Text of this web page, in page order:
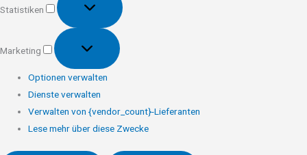
Statistiken
Marketing
Marketing
Optionen verwalten
Dienste verwalten
Verwalten von {vendor_count}-Lieferanten
Lese mehr über diese Zwecke